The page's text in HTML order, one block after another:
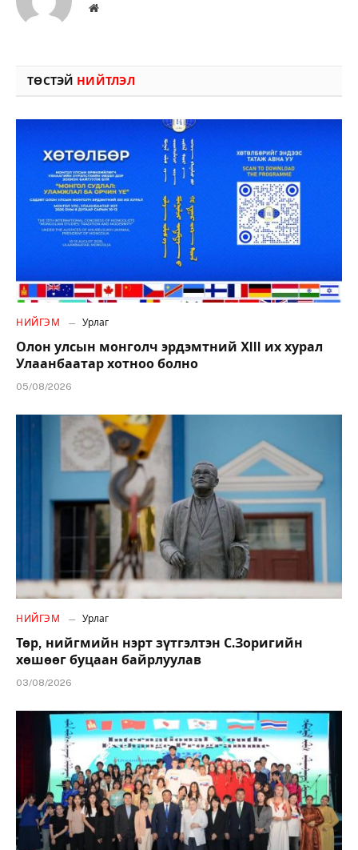
Вэбсайт
ТӨСТЭЙ НИЙТЛЭЛ
НИЙГЭМ Урлаг
Олон улсын монголч эрдэмтний XIII их хурал
Улаанбаатар хотноо болно
05/08/2026
НИЙГЭМ Урлаг
Төр, нийгмийн нэрт зүтгэлтэн С.Зоригийн
хөшөөг буцаан байрлуулав
03/08/2026